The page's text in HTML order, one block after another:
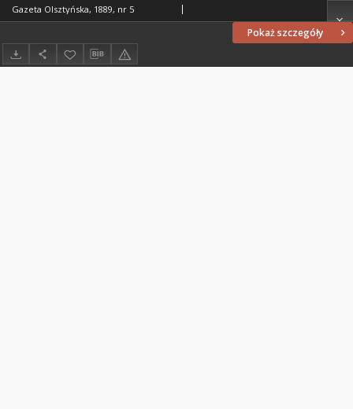
Pokaż szczegóły
Gazeta Olsztyńska, 1889, nr 5